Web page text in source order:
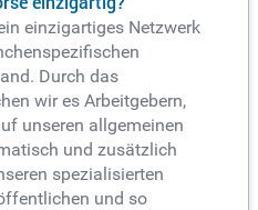
einzigartiges Netzwerk
Durch das
wir es Arbeitgebern,
unseren allgemeinen
und zusätzlich
spezialisierten
und so